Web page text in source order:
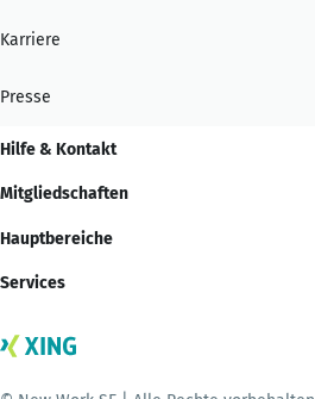
Karriere
Presse
Hilfe & Kontakt
Mitgliedschaften
Hauptbereiche
Services